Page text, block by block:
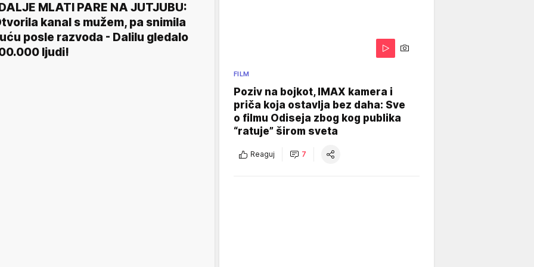
MLATI PARE NA JUTJUBU:
kanal s mužem, pa snimila
posle razvoda - Dalilu gledalo
ljudi!
FILM
Poziv na bojkot, IMAX kamera i
priča koja ostavlja bez daha: Sve
o filmu Odiseja zbog kog publika
“ratuje” širom sveta
Reaguj 7